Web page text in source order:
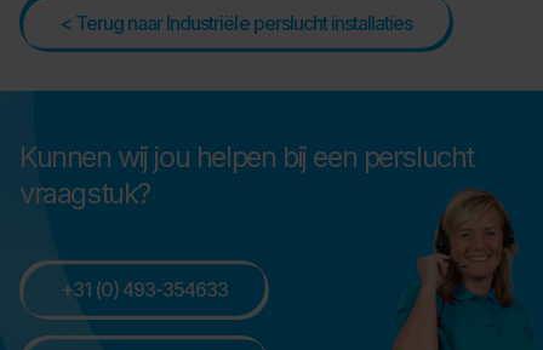
< Terug naar Industriële perslucht installaties
Kunnen wij jou helpen bij een perslucht
vraagstuk?
+31 (0) 493-354633